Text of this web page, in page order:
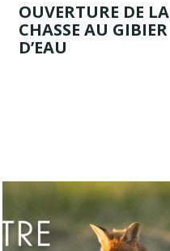
OUVERTURE DE LA
CHASSE AU GIBIER
D’EAU